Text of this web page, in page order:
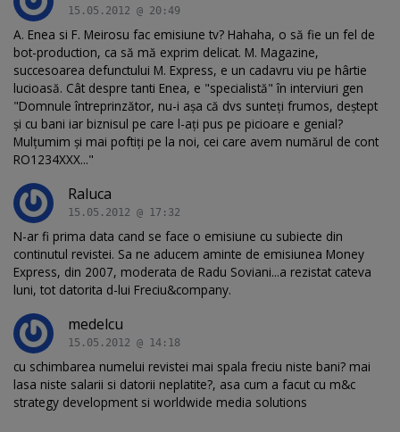
15.05.2012 @ 20:49
A. Enea si F. Meirosu fac emisiune tv? Hahaha, o să fie un fel de
bot-production, ca să mă exprim delicat. M. Magazine,
succesoarea defunctului M. Express, e un cadavru viu pe hârtie
lucioasă. Cât despre tanti Enea, e "specialistă" în interviuri gen
"Domnule întreprinzător, nu-i aşa că dvs sunteţi frumos, deştept
şi cu bani iar biznisul pe care l-aţi pus pe picioare e genial?
Mulţumim şi mai poftiţi pe la noi, cei care avem numărul de cont
RO1234XXX..."
Raluca
15.05.2012 @ 17:32
N-ar fi prima data cand se face o emisiune cu subiecte din
continutul revistei. Sa ne aducem aminte de emisiunea Money
Express, din 2007, moderata de Radu Soviani...a rezistat cateva
luni, tot datorita d-lui Freciu&company.
medelcu
15.05.2012 @ 14:18
cu schimbarea numelui revistei mai spala freciu niste bani? mai
lasa niste salarii si datorii neplatite?, asa cum a facut cu m&c
strategy development si worldwide media solutions